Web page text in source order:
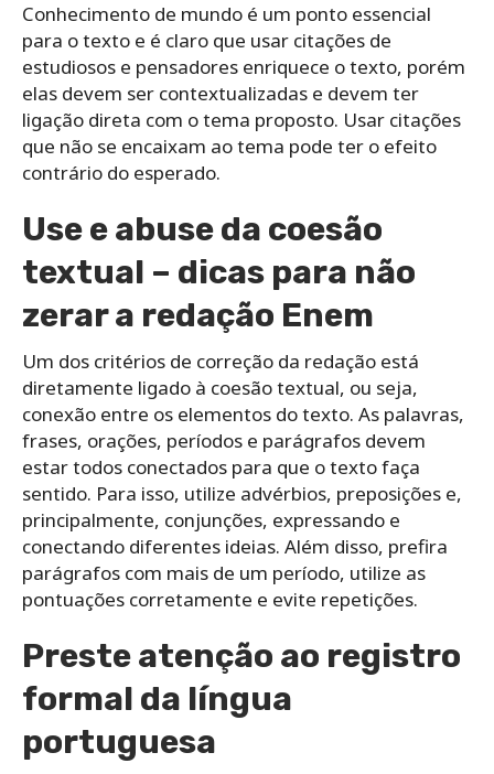
Conhecimento de mundo é um ponto essencial
para o texto e é claro que usar citações de
estudiosos e pensadores enriquece o texto, porém
elas devem ser contextualizadas e devem ter
ligação direta com o tema proposto. Usar citações
que não se encaixam ao tema pode ter o efeito
contrário do esperado.
Use e abuse da coesão
textual – dicas para não
zerar a redação Enem
Um dos critérios de correção da redação está
diretamente ligado à coesão textual, ou seja,
conexão entre os elementos do texto. As palavras,
frases, orações, períodos e parágrafos devem
estar todos conectados para que o texto faça
sentido. Para isso, utilize advérbios, preposições e,
principalmente, conjunções, expressando e
conectando diferentes ideias. Além disso, prefira
parágrafos com mais de um período, utilize as
pontuações corretamente e evite repetições.
Preste atenção ao registro
formal da língua
portuguesa